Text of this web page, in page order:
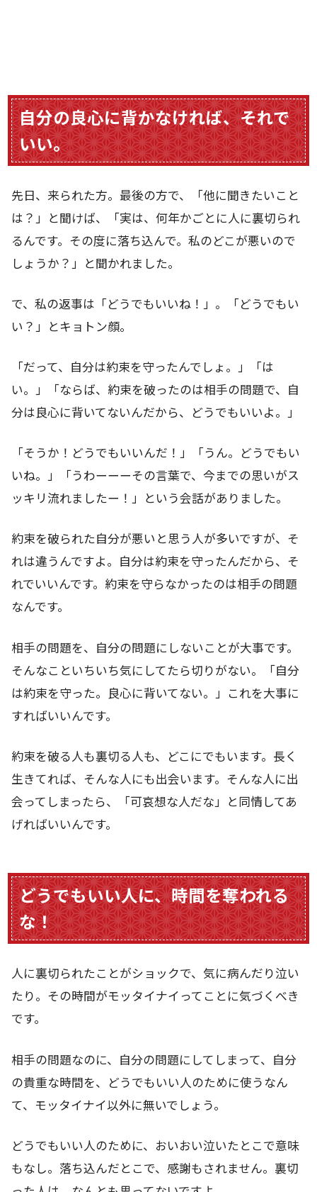
自分の良心に背かなければ、それで
いい。
先日、来られた方。最後の方で、「他に聞きたいこと
は？」と聞けば、「実は、何年かごとに人に裏切られ
るんです。その度に落ち込んで。私のどこが悪いので
しょうか？」と聞かれました。
で、私の返事は「どうでもいいね！」。「どうでもい
い？」とキョトン顔。
「だって、自分は約束を守ったんでしょ。」「は
い。」「ならば、約束を破ったのは相手の問題で、自
分は良心に背いてないんだから、どうでもいいよ。」
「そうか！どうでもいいんだ！」「うん。どうでもい
いね。」「うわーーーその言葉で、今までの思いがス
ッキリ流れましたー！」という会話がありました。
約束を破られた自分が悪いと思う人が多いですが、そ
れは違うんですよ。自分は約束を守ったんだから、そ
れでいいんです。約束を守らなかったのは相手の問題
なんです。
相手の問題を、自分の問題にしないことが大事です。
そんなこといちいち気にしてたら切りがない。「自分
は約束を守った。良心に背いてない。」これを大事に
すればいいんです。
約束を破る人も裏切る人も、どこにでもいます。長く
生きてれば、そんな人にも出会います。そんな人に出
会ってしまったら、「可哀想な人だな」と同情してあ
げればいいんです。
どうでもいい人に、時間を奪われる
な！
人に裏切られたことがショックで、気に病んだり泣い
たり。その時間がモッタイナイってことに気づくべき
です。
相手の問題なのに、自分の問題にしてしまって、自分
の貴重な時間を、どうでもいい人のために使うなん
て、モッタイナイ以外に無いでしょう。
どうでもいい人のために、おいおい泣いたとこで意味
もなし。落ち込んだとこで、感謝もされません。裏切